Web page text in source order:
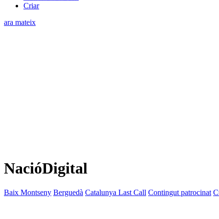
Criar
ara mateix
NacióDigital
Baix Montseny Berguedà Catalunya Last Call Contingut patrocinat